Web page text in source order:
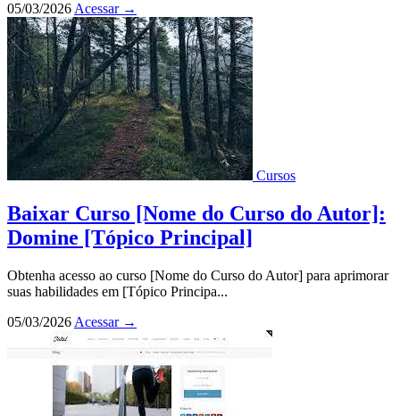
05/03/2026 Acessar →
Cursos
Baixar Curso [Nome do Curso do Autor]:
Domine [Tópico Principal]
Obtenha acesso ao curso [Nome do Curso do Autor] para aprimorar
suas habilidades em [Tópico Principa...
05/03/2026 Acessar →